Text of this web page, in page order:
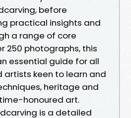
before
practical insights and
a range of core
250 photographs, this
essential guide for all
artists keen to learn and
heritage and
honoured art.
is a detailed